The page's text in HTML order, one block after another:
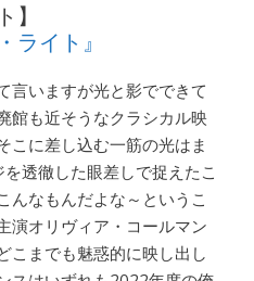
】
ライト』
言いますが光と影でできて
館も近そうなクラシカル映
こに差し込む一筋の光はま
透徹した眼差しで捉えたこ
んなもんだよな～というこ
演オリヴィア・コールマン
こまでも魅惑的に映し出し